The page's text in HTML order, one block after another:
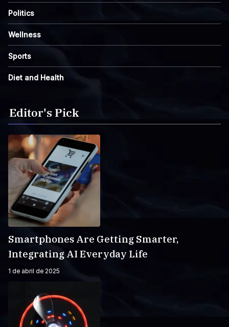
Politics
Wellness
Sports
Diet and Health
Editor's Pick
Smartphones Are Getting Smarter,
Integrating AI Everyday Life
1 de abril de 2025